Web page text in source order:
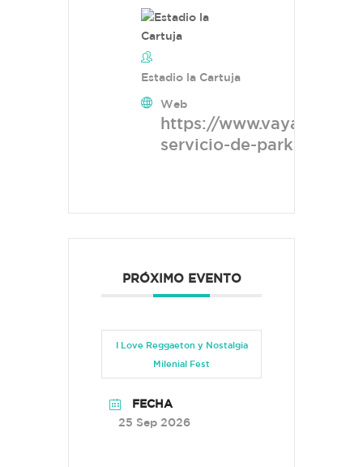
Estadio la Cartuja
Web
https://
servicio-de-parking-
PRÓXIMO EVENTO
I Love Reggaeton y Nostalgia
Milenial Fest
FECHA
25 Sep 2026